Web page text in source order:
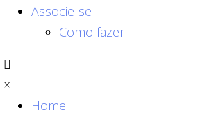
Associe-se
Como fazer
×
Home